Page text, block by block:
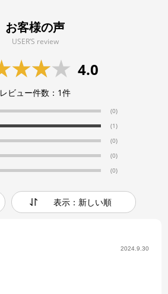
お客様の声
USER’S review
4.0
レビュー件数： 1件
(0)
(1)
(0)
(0)
(0)
表示：新しい順
2024.9.30